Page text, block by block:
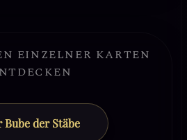
EINZELNER KARTEN
Bube der Stäbe